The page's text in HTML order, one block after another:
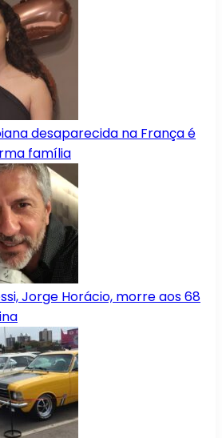
desaparecida na França é
família
Jorge Horácio, morre aos 68